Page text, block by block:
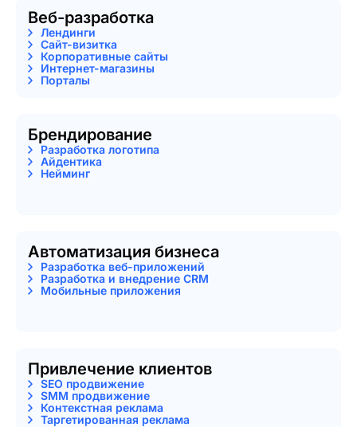
Веб-разработка
Лендинги
Сайт-визитка
Корпоративные сайты
Интернет-магазины
Порталы
Брендирование
Разработка логотипа
Айдентика
Нейминг
Автоматизация бизнеса
Разработка веб-приложений
Разработка и внедрение CRM
Мобильные приложения
Привлечение клиентов
SEO продвижение
SMM продвижение
Контекстная реклама
Таргетированная реклама